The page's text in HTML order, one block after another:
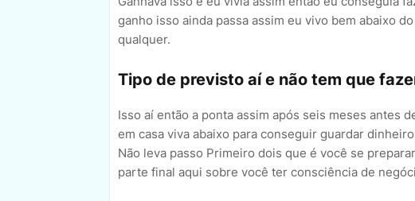
ganho isso ainda passa assim eu vivo bem abaixo
qualquer.
Tipo de previsto aí e não tem que
Isso aí então a ponta assim após seis meses antes
em casa viva abaixo para conseguir guardar
Não leva passo Primeiro dois que é você se
parte final aqui sobre você ter consciência de